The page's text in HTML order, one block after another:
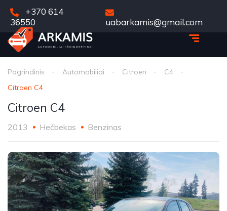
+370 614
36550
uabarkamis@gmail.com
Pagrindinis Automobiliai Citroen
C4
Citroen C4
Citroen C4
2013 Hečbekas Benzinas